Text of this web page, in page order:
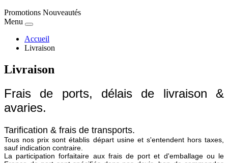
Promotions Nouveautés
Menu
Accueil
Livraison
Livraison
Frais de ports, délais de livraison &
avaries.
Tarification & frais de transports.
Tous nos prix sont établis départ usine et s'entendent hors taxes,
sauf indication contraire.
La participation forfaitaire aux frais de port et d'emballage ou le